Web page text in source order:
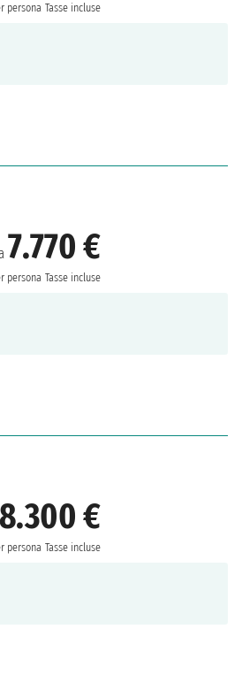
persona Tasse incluse
7.770 €
persona Tasse incluse
8.300 €
persona Tasse incluse